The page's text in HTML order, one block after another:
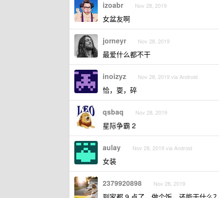
izoabr Nov 28, 2019
女盆友啊
jorneyr Nov 28, 2019
最爱什么都不干
inoizyz Nov 28, 2019 via Android
恰，耍，碎
qsbaq Nov 28, 2019
星际争霸 2
aulay Nov 28, 2019 via Android
女装
2379920898 Nov 28, 2019